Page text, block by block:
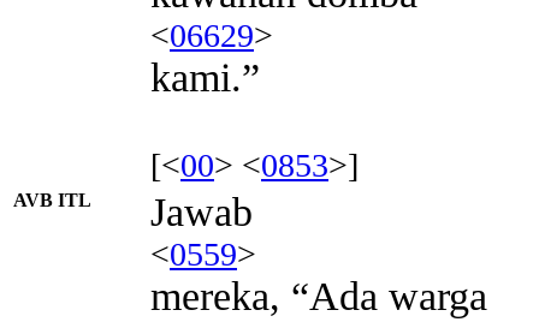
<06629>
kami.”
[<00> <0853>]
AVB ITL Jawab
<0559>
mereka, “Ada warga